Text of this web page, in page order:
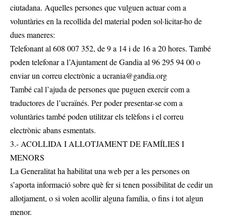
ciutadana. Aquelles persones que vulguen actuar com a
voluntàries en la recollida del material poden sol·licitar-ho de
dues maneres:
Telefonant al 608 007 352, de 9 a 14 i de 16 a 20 hores. També
poden telefonar a l’Ajuntament de Gandia al 96 295 94 00 o
enviar un correu electrònic aucrania@gandia.org
També cal l’ajuda de persones que puguen exercir com a
traductores de l’ucraïnés. Per poder presentar-se com a
voluntàries també poden utilitzar els telèfons i el correu
electrònic abans esmentats.
3.- ACOLLIDA I ALLOTJAMENT DE FAMÍLIES I
MENORS
La Generalitat ha habilitat una web per a les persones on
s’aporta informació sobre què fer si tenen possibilitat de cedir un
allotjament, o si volen acollir alguna família, o fins i tot algun
menor.